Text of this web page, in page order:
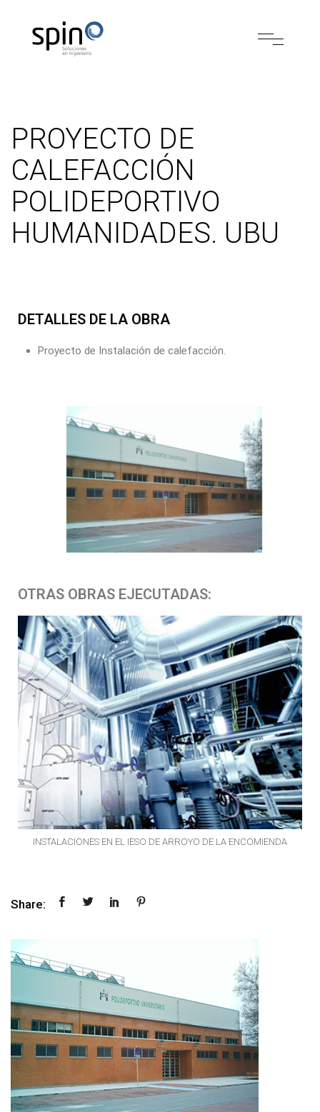
PROYECTO DE
CALEFACCIÓN
POLIDEPORTIVO
HUMANIDADES. UBU
DETALLES DE LA OBRA
Proyecto de Instalación de calefacción.
OTRAS OBRAS EJECUTADAS:
INSTALACIONES EN EL IESO DE ARROYO DE LA ENCOMIENDA
Share: